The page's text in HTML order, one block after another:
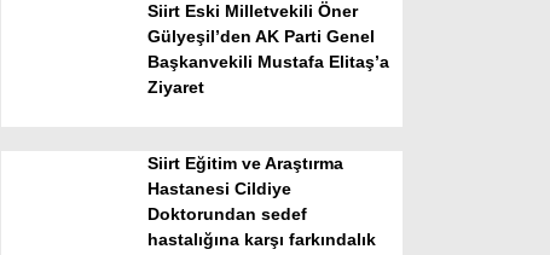
Facebook
Youtube
Siirt Eski Milletvekili Öner
Gülyeşil’den AK Parti Genel
Başkanvekili Mustafa Elitaş’a
Ziyaret
Siirt Eğitim ve Araştırma
Hastanesi Cildiye
Doktorundan sedef
hastalığına karşı farkındalık